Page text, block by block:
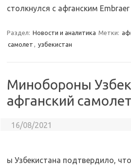
столкнулся с афганским
Раздел: Новости и аналитика Метки:
самолет , узбекистан
Минобороны
афганский
16/08/2021
ы Узбекистана подтвердило,